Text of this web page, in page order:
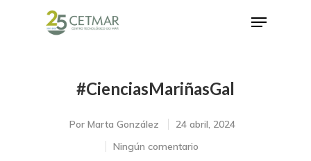
Hit enter to search or ESC to close
#CienciasMariñasGal
Por Marta González
24 abril, 2024
Ningún comentario